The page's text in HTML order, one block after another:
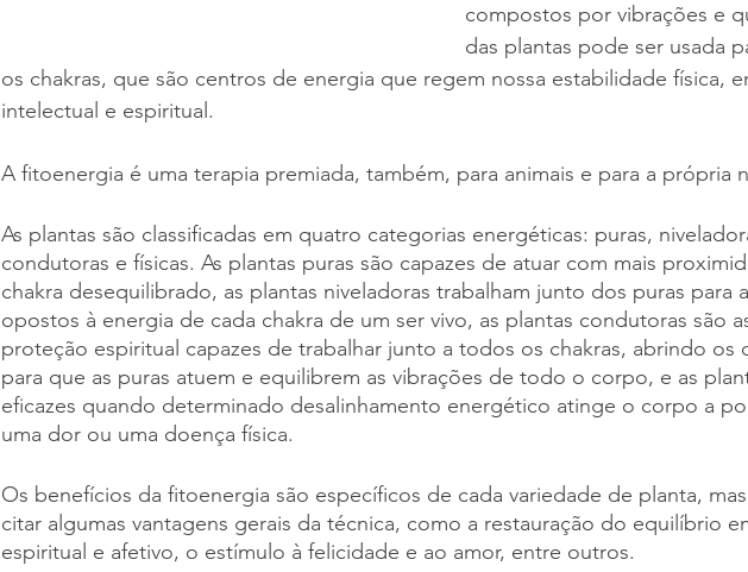
compostos por vibrações e
das plantas pode ser usada
os chakras, que são centros de energia que regem nossa estabilidade física,
intelectual e espiritual.
A fitoenergia é uma terapia premiada, também, para animais e para a própria
As plantas são classificadas em quatro categorias energéticas: puras,
condutoras e físicas. As plantas puras são capazes de atuar com mais
chakra desequilibrado, as plantas niveladoras trabalham junto dos puras para
opostos à energia de cada chakra de um ser vivo, as plantas condutoras são
proteção espiritual capazes de trabalhar junto a todos os chakras, abrindo os
para que as puras atuem e equilibrem as vibrações de todo o corpo, e as
eficazes quando determinado desalinhamento energético atinge o corpo a
uma dor ou uma doença física.
Os benefícios da fitoenergia são específicos de cada variedade de planta,
citar algumas vantagens gerais da técnica, como a restauração do equilíbrio
espiritual e afetivo, o estímulo à felicidade e ao amor, entre outros.